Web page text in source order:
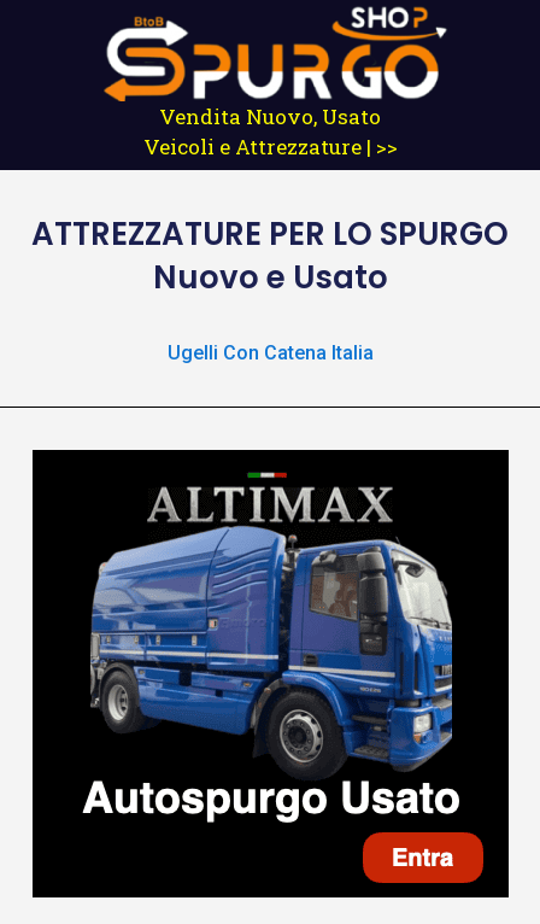
Vendita Nuovo, Usato
Veicoli e Attrezzature | >>
ATTREZZATURE PER LO SPURGO
Nuovo e Usato
Ugelli Con Catena Italia